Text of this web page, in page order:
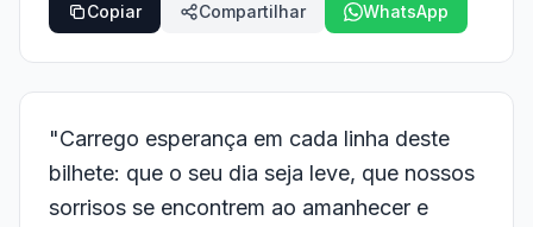
Copiar Compartilhar WhatsApp
"Carrego esperança em cada linha deste
bilhete: que o seu dia seja leve, que nossos
sorrisos se encontrem ao amanhecer e